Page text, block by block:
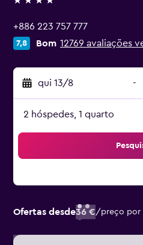
4 estrelas
+886 223 757 777
7,8 Bom 12769 avaliações
qui 13/8 -
2 hóspedes, 1 quarto
Ofertas desde36 €/preço por